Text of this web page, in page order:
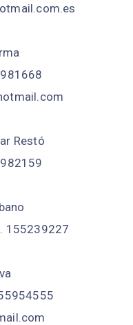
Restó
155239227